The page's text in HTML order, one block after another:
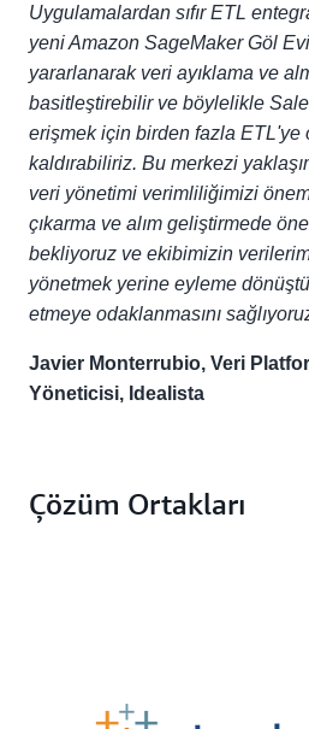
Uygulamalardan sıfır ETL
yeni Amazon SageMaker Göl
yararlanarak veri ayıklama ve
basitleştirebilir ve böylelikle
erişmek için birden fazla ETL'ye
kaldırabiliriz. Bu merkezi
veri yönetimi verimliliğimizi
çıkarma ve alım geliştirmede
bekliyoruz ve ekibimizin
yönetmek yerine eyleme
etmeye odaklanmasını
Javier Monterrubio, Veri
Yöneticisi, Idealista
Çözüm Ortakları